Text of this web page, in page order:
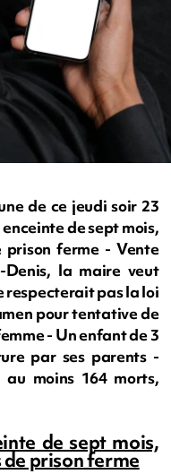
de ce jeudi soir 23
de sept mois,
prison ferme - Vente
la maire veut
respecterait pas la loi
pour tentative de
- Un enfant de 3
par ses parents -
au moins 164 morts,
de sept mois,
de prison ferme